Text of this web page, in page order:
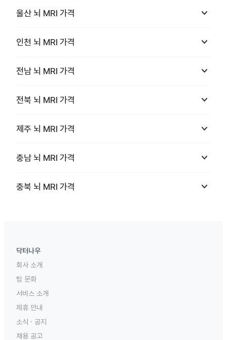
울산 뇌 MRI 가격 keyboard_arrow_down
인천 뇌 MRI 가격 keyboard_arrow_down
전남 뇌 MRI 가격 keyboard_arrow_down
전북 뇌 MRI 가격 keyboard_arrow_down
제주 뇌 MRI 가격 keyboard_arrow_down
충남 뇌 MRI 가격 keyboard_arrow_down
충북 뇌 MRI 가격 keyboard_arrow_down
닥터나우
회사 소개
팀 문화
서비스 소개
제휴 안내
소식 · 공지
채용 공고